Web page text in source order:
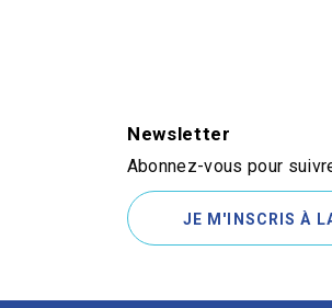
Newsletter
Abonnez-vous pour
JE M'INSCRIS À